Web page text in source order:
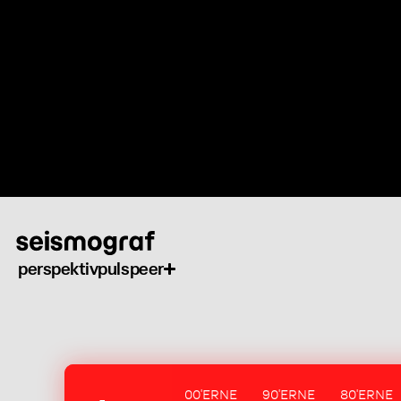
perspektivpulspeer
00'ERNE 90'ERNE 80'ERNE